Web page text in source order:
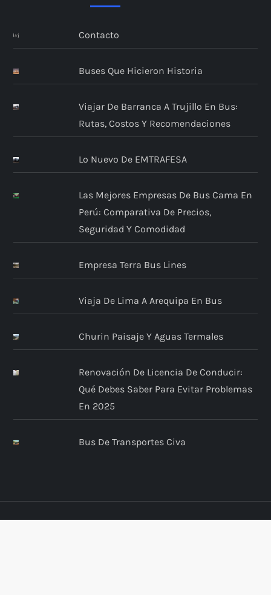
Contacto
Buses Que Hicieron Historia
Viajar De Barranca A Trujillo En Bus:
Rutas, Costos Y Recomendaciones
Lo Nuevo De EMTRAFESA
Las Mejores Empresas De Bus Cama En
Perú: Comparativa De Precios,
Seguridad Y Comodidad
Empresa Terra Bus Lines
Viaja De Lima A Arequipa En Bus
Churin Paisaje Y Aguas Termales
Renovación De Licencia De Conducir:
Qué Debes Saber Para Evitar Problemas
En 2025
Bus De Transportes Civa